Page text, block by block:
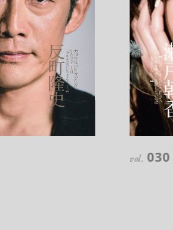
アクティビティの意外な視点、新たな
感覚で味わうニューヨークの魅力
超絶技巧が生み出すエナメル工芸
のアートピース
vol. 030